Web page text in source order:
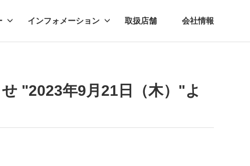
インフォメーション 取扱店舗 会社情報
"2023年9月21日（木）"よ